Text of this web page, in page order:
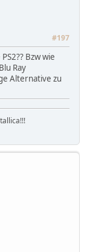
#197
Bzw wie
Ray
Alternative zu